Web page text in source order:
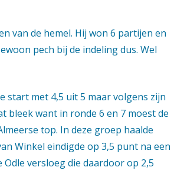
van de hemel. Hij won 6 partijen en
pech bij de indeling dus. Wel
start met 4,5 uit 5 maar volgens zijn
bleek want in ronde 6 en 7 moest de
top. In deze groep haalde
Winkel eindigde op 3,5 punt na een
versloeg die daardoor op 2,5